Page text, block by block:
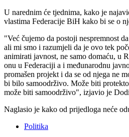
U narednim će tjednima, kako je
vlastima Federacije BiH kako bi se o
"Već čujemo da postoji nespremnost
ali mi smo i razumjeli da je ovo tek
animirati javnost, ne samo domaću, u
onu u Federaciji a i međunarodnu
promašen projekt i da se od njega ne
bi bilo samoodrživo. Može biti
može biti samoodrživo", izjavio je
Naglasio je kako od prijedloga neće
Politika